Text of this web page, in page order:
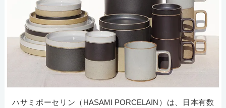
ハサミポーセリン（HASAMI PORCELAIN）は、日本有数